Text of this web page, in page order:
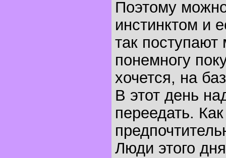
Поэтому
инстинктом и
так поступают
понемногу
хочется, на
В этот день
переедать.
Люди этого